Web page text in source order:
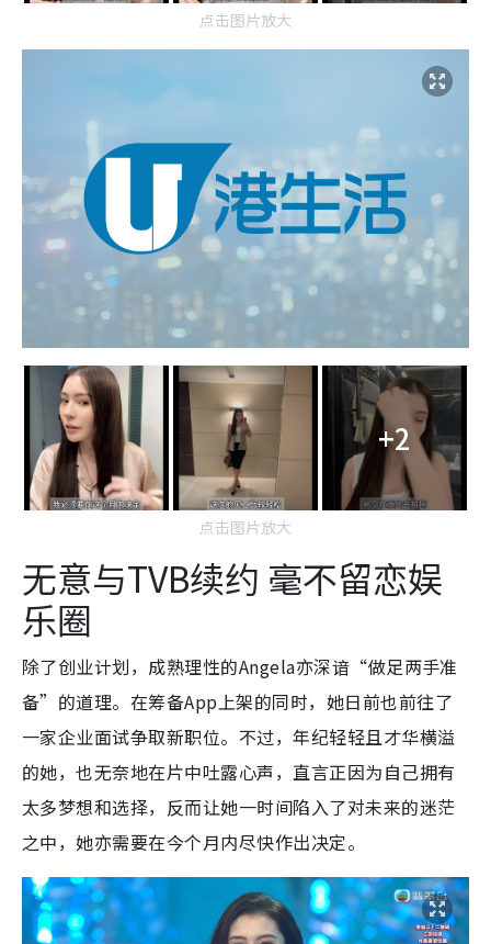
点击图片放大
+2
点击图片放大
无意与TVB续约 毫不留恋娱
乐圈
除了创业计划，成熟理性的Angela亦深谙“做足两手准
备”的道理。在筹备App上架的同时，她日前也前往了
一家企业面试争取新职位。不过，年纪轻轻且才华横溢
的她，也无奈地在片中吐露心声，直言正因为自己拥有
太多梦想和选择，反而让她一时间陷入了对未来的迷茫
之中，她亦需要在今个月内尽快作出决定。